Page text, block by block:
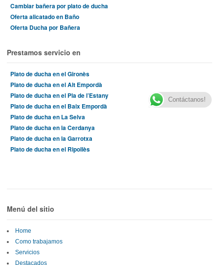
Cambiar bañera por plato de ducha
Oferta alicatado en Baño
Oferta Ducha por Bañera
Prestamos servicio en
Plato de ducha en el Gironès
Plato de ducha en el Alt Empordà
Plato de ducha en el Pla de l’Estany
Plato de ducha en el Baix Empordà
Plato de ducha en La Selva
Plato de ducha en la Cerdanya
Plato de ducha en la Garrotxa
Plato de ducha en el Ripollès
Menú del sitio
Home
Como trabajamos
Servicios
Destacados
Contáctanos!